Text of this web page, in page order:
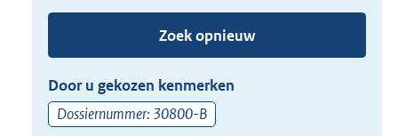
of
(dossier)nummer
in
of
de
pijl
beneden
Zoek opnieuw
Door u gekozen kenmerken
Dossiernummer: 30800-B